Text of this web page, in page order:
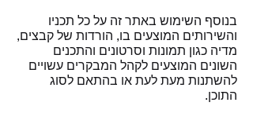
בנוסף השימוש באתר זה על כל תכניו
והשירותים המוצעים בו, הורדות של קבצים,
מדיה כגון תמונות וסרטונים והתכנים
השונים המוצעים לקהל המבקרים עשויים
להשתנות מעת לעת או בהתאם לסוג
התוכן.